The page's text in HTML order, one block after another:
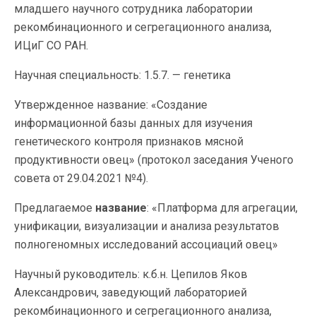
младшего научного сотрудника лаборатории
рекомбинационного и сегрегационного анализа,
ИЦиГ СО РАН.
Научная специальность: 1.5.7. — генетика
Утвержденное название: «Создание
информационной базы данных для изучения
генетического контроля признаков мясной
продуктивности овец» (протокол заседания Ученого
совета от 29.04.2021 №4).
Предлагаемое название: «Платформа для агрегации,
унификации, визуализации и анализа результатов
полногеномных исследований ассоциаций овец»
Научный руководитель: к.б.н. Цепилов Яков
Александрович, заведующий лабораторией
рекомбинационного и сегрегационного анализа,